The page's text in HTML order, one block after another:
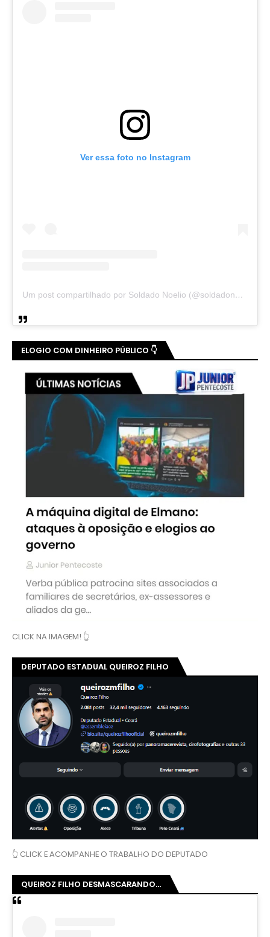
Ver essa foto no Instagram
Um post compartilhado por Soldado Noelio (@soldadonoelio)
ELOGIO COM DINHEIRO PÚBLICO 👇
CLICK NA IMAGEM! 👆
DEPUTADO ESTADUAL QUEIROZ FILHO
👆 CLICK E ACOMPANHE O TRABALHO DO DEPUTADO
QUEIROZ FILHO DESMASCARANDO...